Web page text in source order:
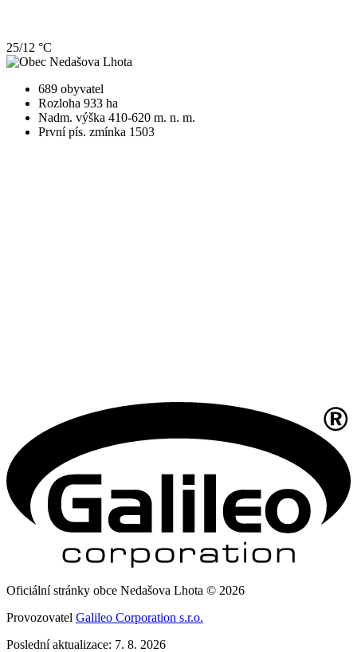
25/12 °C
689 obyvatel
Rozloha 933 ha
Nadm. výška 410-620 m. n. m.
První pís. zmínka 1503
Oficiální stránky obce Nedašova Lhota © 2026
Provozovatel Galileo Corporation s.r.o.
Poslední aktualizace: 7. 8. 2026